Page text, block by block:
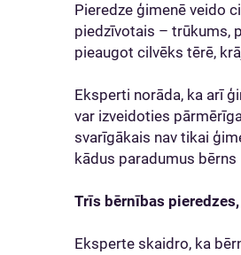
Pieredze ģimenē veido
piedzīvotais – trūkums,
pieaugot cilvēks tērē,
Eksperti norāda, ka arī
var izveidoties
svarīgākais nav tikai
kādus paradumus bērns
Trīs bērnības
Eksperte skaidro, ka